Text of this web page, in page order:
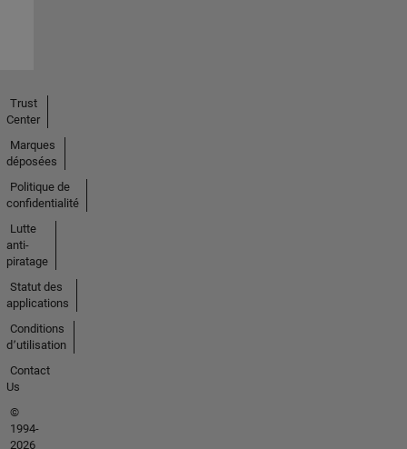
Trust
Center
Marques
déposées
Politique de
confidentialité
Lutte
anti-
piratage
Statut des
applications
Conditions
d՚utilisation
Contact
Us
©
1994-
2026